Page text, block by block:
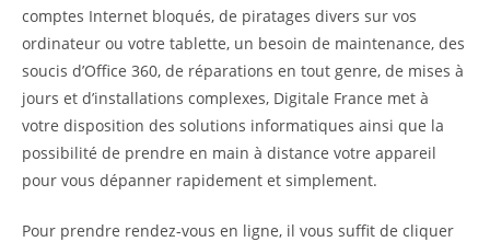
comptes Internet bloqués, de piratages divers sur vos
ordinateur ou votre tablette, un besoin de maintenance, des
soucis d’Office 360, de réparations en tout genre, de mises à
jours et d’installations complexes, Digitale France met à
votre disposition des solutions informatiques ainsi que la
possibilité de prendre en main à distance votre appareil
pour vous dépanner rapidement et simplement.
Pour prendre rendez-vous en ligne, il vous suffit de cliquer